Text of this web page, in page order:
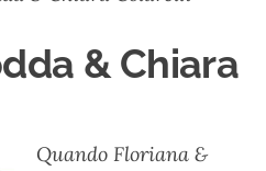
& Chiara
Quando Floriana &